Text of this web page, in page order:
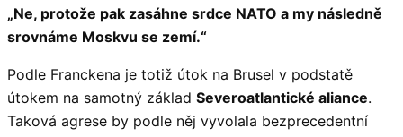
„Ne, protože pak zasáhne srdce NATO a my následně
srovnáme Moskvu se zemí.“
Podle Franckena je totiž útok na Brusel v podstatě
útokem na samotný základ Severoatlantické aliance.
Taková agrese by podle něj vyvolala bezprecedentní